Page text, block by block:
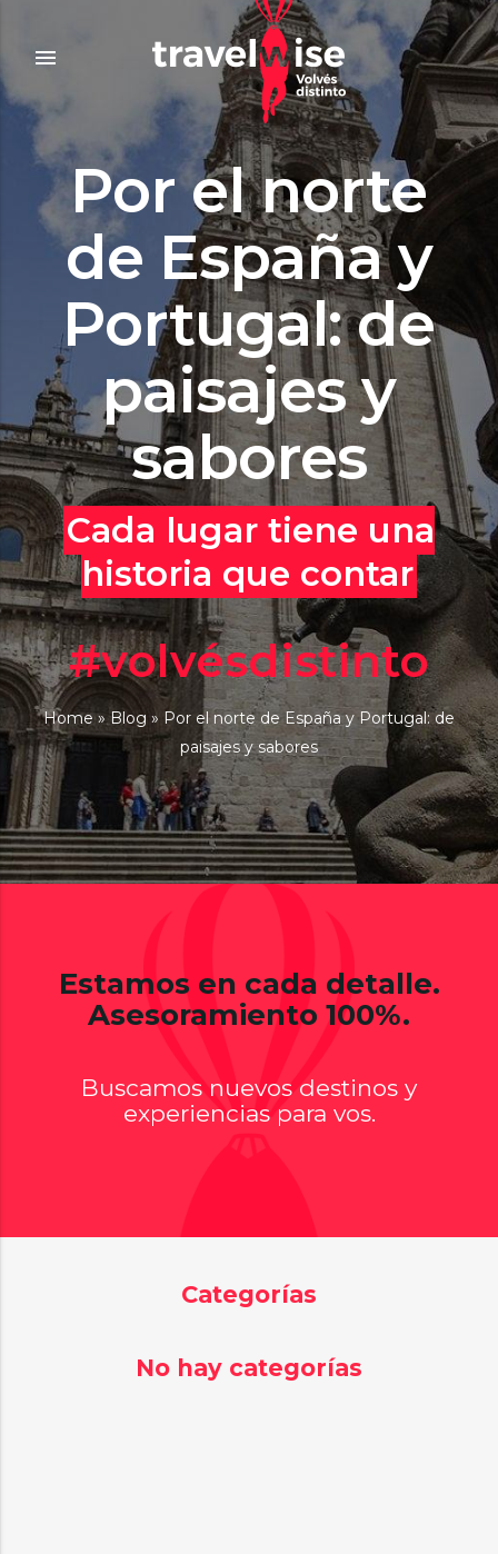
menu
Por el norte
de España y
Portugal: de
paisajes y
sabores
Cada lugar tiene una
historia que contar
#volvésdistinto
Home»Blog » Por el norte de España y Portugal: de
paisajes y sabores
Estamos en cada detalle.
Asesoramiento 100%.
Buscamos nuevos destinos y
experiencias para vos.
Categorías
No hay categorías